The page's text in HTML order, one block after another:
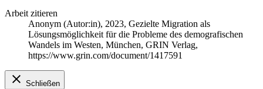
Arbeit zitieren
Anonym (Autor:in), 2023, Gezielte Migration als
Lösungsmöglichkeit für die Probleme des demografischen
Wandels im Westen, München, GRIN Verlag,
https://www.grin.com/document/1417591
Schließen